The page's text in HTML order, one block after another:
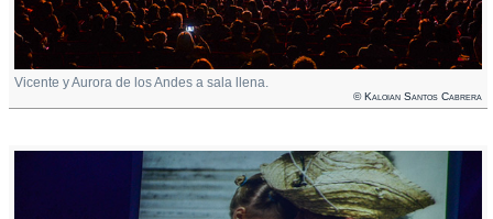
Vicente y Aurora de los Andes a sala llena.
© Kaloian Santos Cabrera